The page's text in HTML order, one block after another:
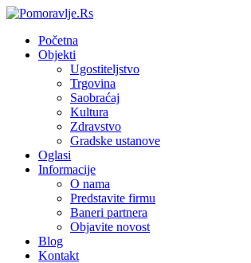
Početna
Objekti
Ugostiteljstvo
Trgovina
Saobraćaj
Kultura
Zdravstvo
Gradske ustanove
Oglasi
Informacije
O nama
Predstavite firmu
Baneri partnera
Objavite novost
Blog
Kontakt